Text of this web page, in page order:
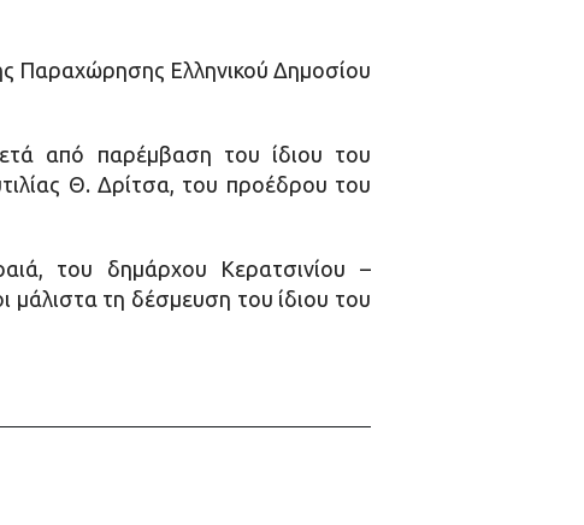
Παραχώρησης Ελληνικού Δημοσίου
από παρέμβαση του ίδιου του
Θ. Δρίτσα, του προέδρου του
του δημάρχου Κερατσινίου –
τη δέσμευση του ίδιου του